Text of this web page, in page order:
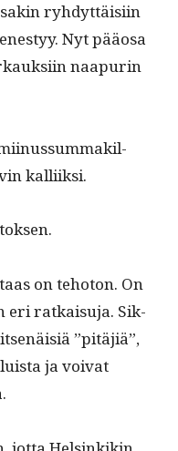
ryhdyt­täisi­in
Nyt pääosa
naa­purin
kalliiksi.
on teho­ton. On
eri ratkaisu­ja. Sik­
”pitäjiä”,
ja voivat